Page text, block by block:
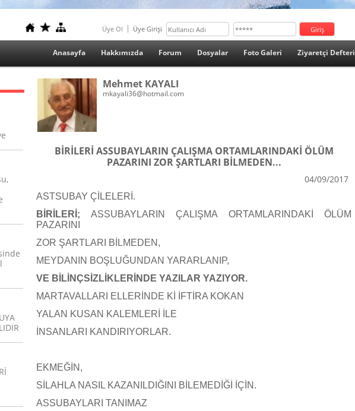
Üye Ol Üye Girişi
Anasayfa Hakkımızda Forum Dosyalar Foto Galeri Ziyaretçi Defteri
Mehmet KAYALI
mkayali36@hotmail.com
BİRİLERİ ASSUBAYLARIN ÇALIŞMA ORTAMLARINDAKİ ÖLÜM
PAZARINI ZOR ŞARTLARI BİLMEDEN...
04/09/2017
ASTSUBAY ÇİLELERİ.
BİRİLERİ; ASSUBAYLARIN ÇALIŞMA ORTAMLARINDAKİ ÖLÜM
PAZARINI
ZOR ŞARTLARI BİLMEDEN,
MEYDANIN BOŞLUĞUNDAN YARARLANIP,
VE BİLİNÇSİZLİKLERİNDE YAZILAR YAZIYOR.
MARTAVALLARI ELLERİNDE Kİ İFTİRA KOKAN
YALAN KUSAN KALEMLERİ İLE
İNSANLARI KANDIRIYORLAR.
EKMEĞİN,
SİLAHLA NASIL KAZANILDIĞINI BİLEMEDİĞİ İÇİN.
ASSUBAYLARI TANIMAZ